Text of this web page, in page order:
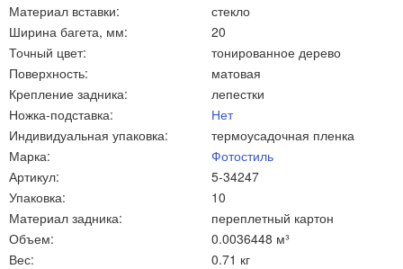
Материал вставки:
стекло
Ширина багета, мм:
20
Точный цвет:
тонированное дерево
Поверхность:
матовая
Крепление задника:
лепестки
Ножка-подставка:
Нет
Индивидуальная упаковка:
термоусадочная пленка
Марка:
Фотостиль
Артикул:
5-34247
Упаковка:
10
Материал задника:
переплетный картон
Объем:
0.0036448 м³
Вес:
0.71 кг